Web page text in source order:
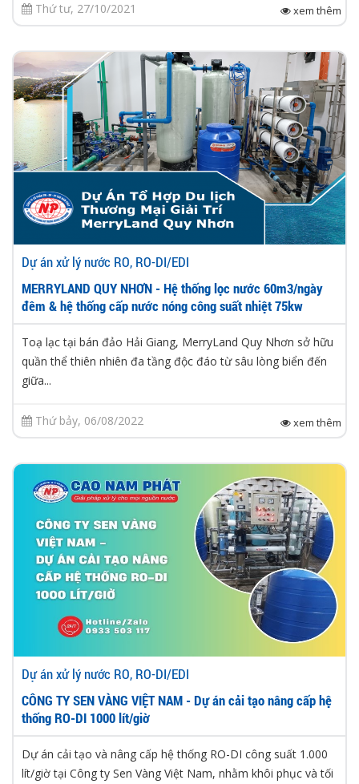
Thứ tư, 27/10/2021 xem thêm
Dự án xử lý nước RO, RO-DI/EDI
MERRYLAND QUY NHƠN - Hệ thống lọc nước 60m3/ngày
đêm & hệ thống cấp nước nóng công suất nhiệt 75kw
Toạ lạc tại bán đảo Hải Giang, MerryLand Quy Nhơn sở hữu
quần thể thiên nhiên đa tầng độc đáo từ sâu lòng biển đến
giữa...
Thứ bảy, 06/08/2022 xem thêm
Dự án xử lý nước RO, RO-DI/EDI
CÔNG TY SEN VÀNG VIỆT NAM - Dự án cải tạo nâng cấp hệ
thống RO-DI 1000 lít/giờ
Dự án cải tạo và nâng cấp hệ thống RO-DI công suất 1.000
lít/giờ tại Công ty Sen Vàng Việt Nam, nhằm khôi phục và tối